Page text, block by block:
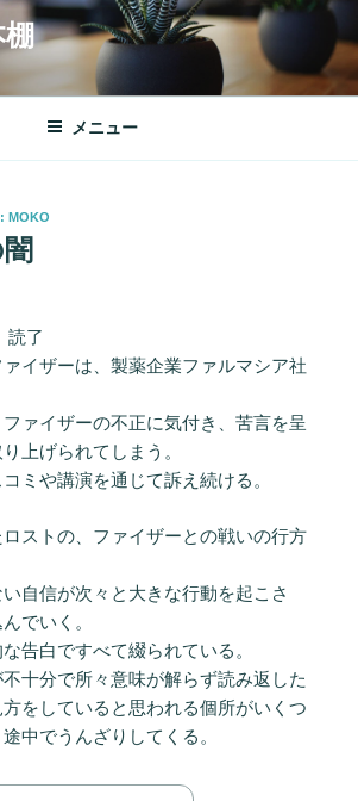
メニュー
MOKO
読了
イザーは、製薬企業ファルマシア社
ァイザーの不正に気付き、苦言を呈
上げられてしまう。
ミや講演を通じて訴え続ける。
ストの、ファイザーとの戦いの行方
自信が次々と大きな行動を起こさ
でいく。
告白ですべて綴られている。
十分で所々意味が解らず読み返した
をしていると思われる個所がいくつ
中でうんざりしてくる。